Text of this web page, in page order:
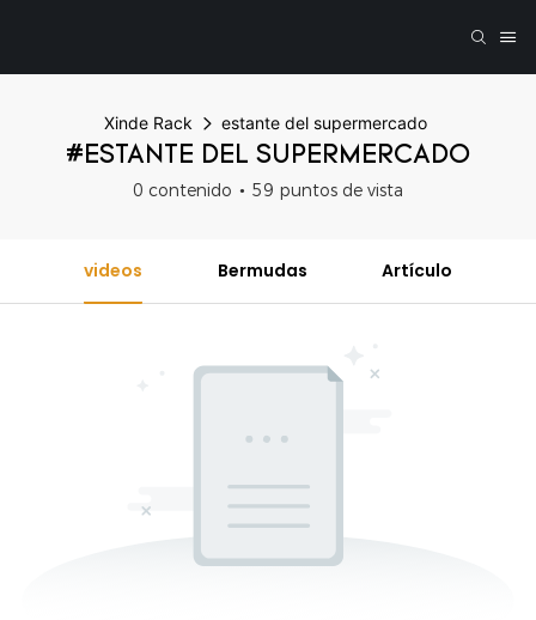
Xinde Rack estante del supermercado
#ESTANTE DEL SUPERMERCADO
0 contenido 59 puntos de vista
videos Bermudas Artículo